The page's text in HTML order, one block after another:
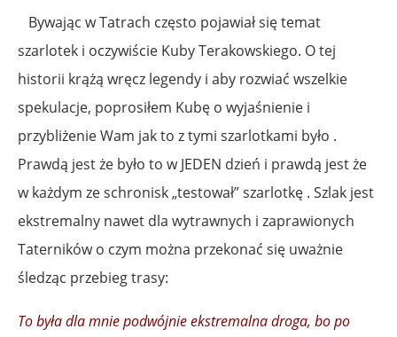
Bywając w Tatrach często pojawiał się temat
szarlotek i oczywiście Kuby Terakowskiego. O tej
historii krążą wręcz legendy i aby rozwiać wszelkie
spekulacje, poprosiłem Kubę o wyjaśnienie i
przybliżenie Wam jak to z tymi szarlotkami było .
Prawdą jest że było to w JEDEN dzień i prawdą jest że
w każdym ze schronisk „testował” szarlotkę . Szlak jest
ekstremalny nawet dla wytrawnych i zaprawionych
Taterników o czym można przekonać się uważnie
śledząc przebieg trasy:
To była dla mnie podwójnie ekstremalna droga, bo po